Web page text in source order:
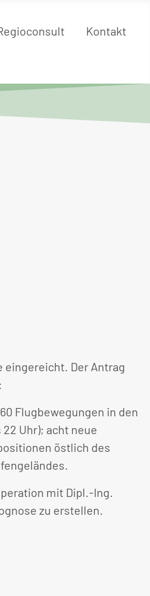
Kontakt
eingereicht. Der Antrag
Flugbewegungen in den
Uhr); acht neue
östlich des
mit Dipl.-Ing.
zu erstellen.